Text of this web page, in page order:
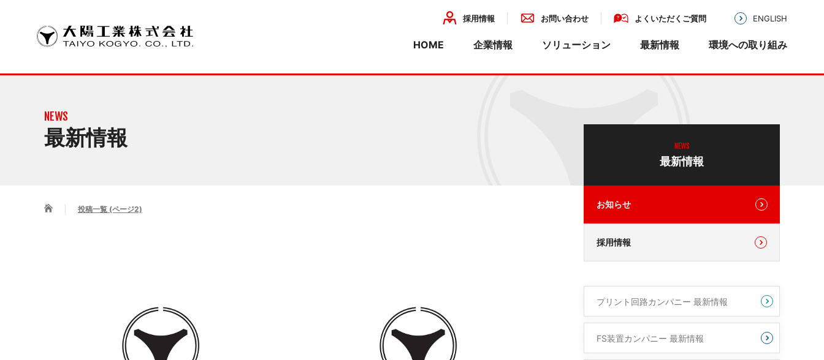
採用情報 お問い合わせ よくいただくご質問 ENGLISH
HOME 企業情報
COMPANY INFORMATION ごあいさつ 企業理念 会社概要 組織・事業 沿革 アクセス
ソリューション
SOLUTION MIKAZE
MIKAZE
LED脱臭照明 MKZ-
LSN30
最新情報 環境への取り組み
CSR
NEWS
最新情報
投稿一覧 (ページ2)
NEWS
最新情報
お知らせ
採用情報
プリント回路カンパニー 最新情報
FS装置カンパニー 最新情報